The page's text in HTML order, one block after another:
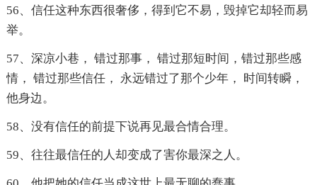
56、信任这种东西很奢侈，得到它不易，毁掉它却轻而易
举。
57、深凉小巷， 错过那事， 错过那短时间，错过那些感
情， 错过那些信任， 永远错过了那个少年， 时间转瞬，
他身边。
58、没有信任的前提下说再见最合情合理。
59、往往最信任的人却变成了害你最深之人。